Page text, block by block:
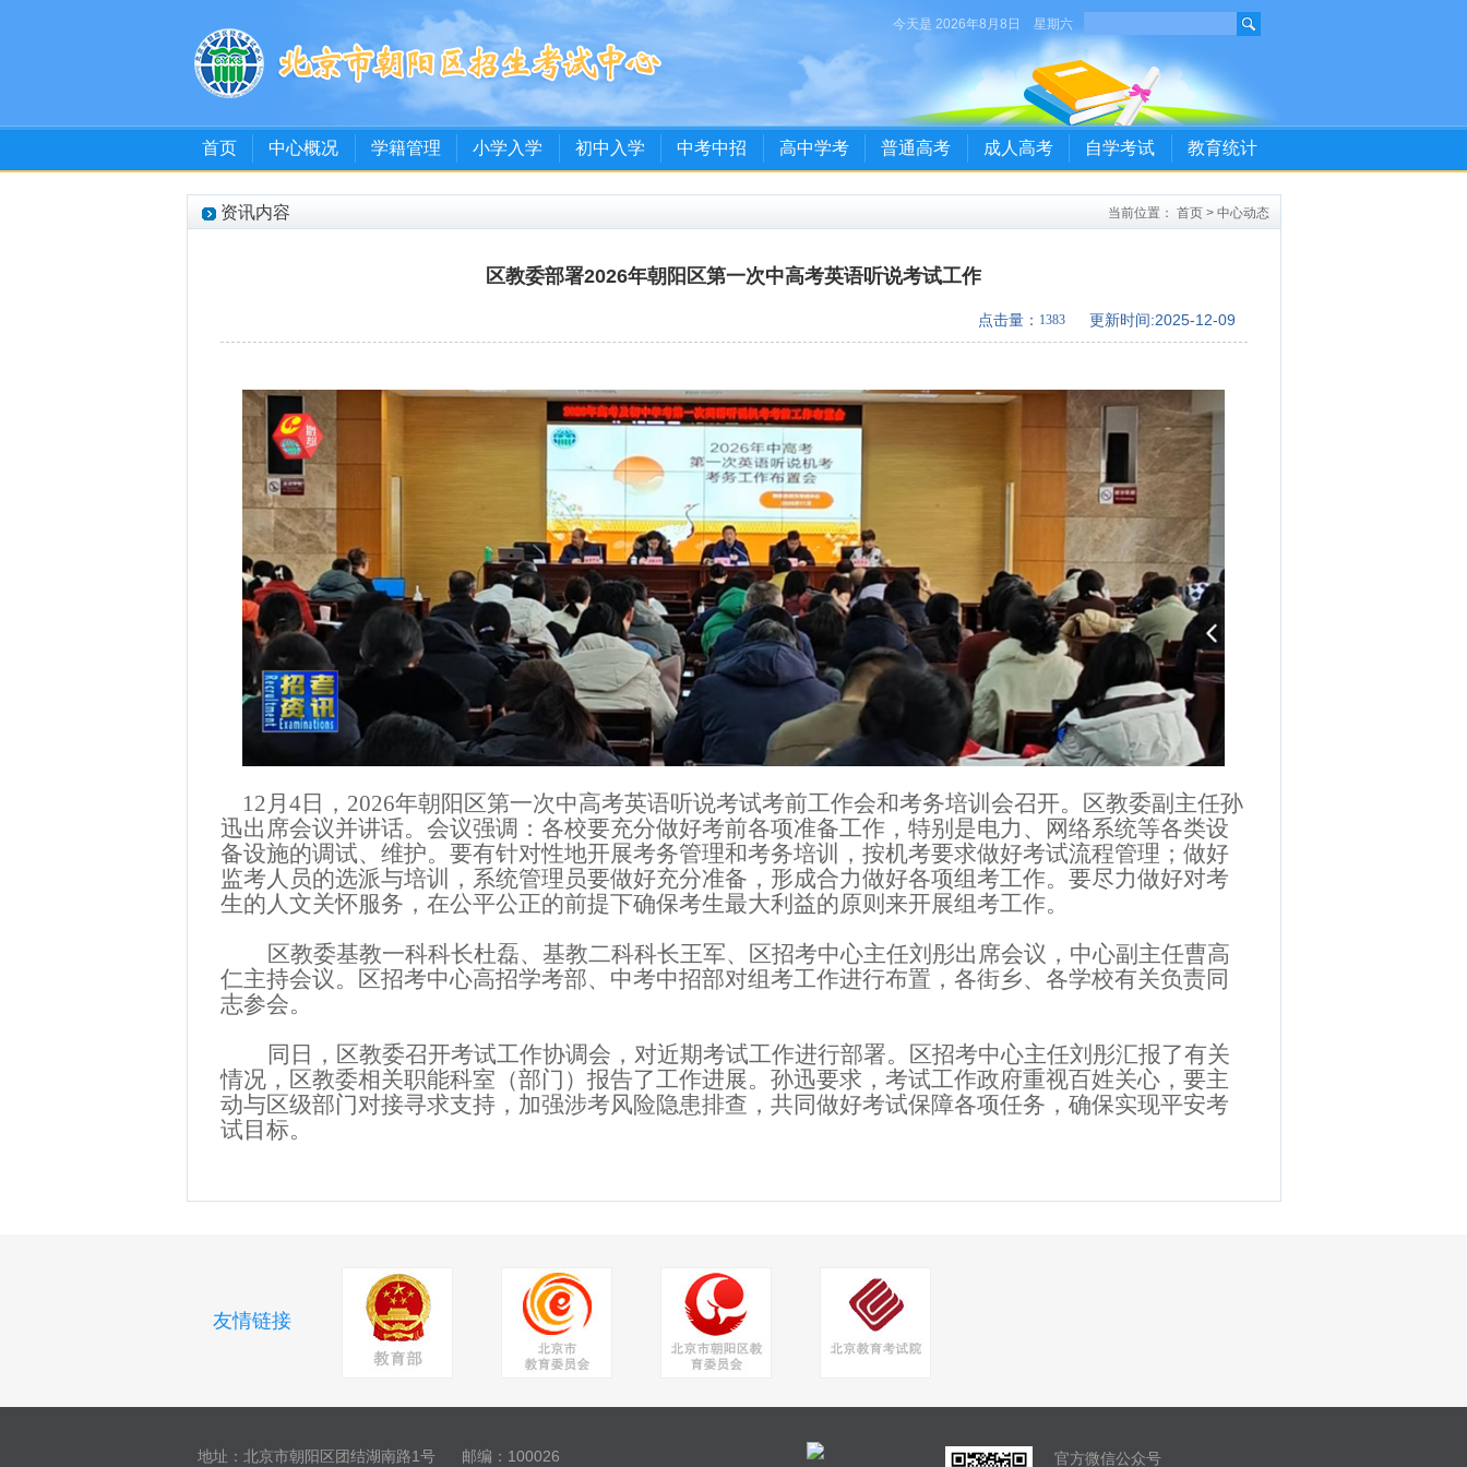
今天是 2026年8月8日 星期六
首页 中心概况 学籍管理 小学入学 初中入学 中考中招 高中学考 普通高考 成人高考 自学考试 教育统计
当前位置： 首页> 中心动态
资讯内容
区教委部署2026年朝阳区第一次中高考英语听说考试工作
点击量： 更新时间:2025-12-09
12 月 4日， 2026年朝阳区第一次中高考英语听说考试考前工作会和考务培训会召开。区教委副主任孙
迅出席会议并讲话。会议强调： 各校要充分做好考前各项准备工作，特别是电力、网络系统等各类设
备设施的调试、维护。要有针对性地开展考务管理和考务培训，按机考要求做好考试流程管理；做好
监考人员的选派与培训，系统管理员要做好充分准备，形成合力做好各项组考工作。要尽力做好对考
生的人文关怀服务，在公平公正的前提下确保考生最大利益的原则来开展组考工作。
区教委基教一科科长杜磊、基教二科科长王军、区招考中心主任刘彤出席会议，中心副主任曹高
仁主持会议。区招考中心高招学考部、中考中招部对组考工作进行布置，各街乡、各学校有关负责同
志参会。
同日，区教委召开考试工作协调会，对近期考试工作进行部署。区招考中心主任刘彤汇报了有关
情况，区教委相关职能科室（部门）报告了工作进展。孙迅要求，考试工作政府重视百姓关心，要主
动与区级部门对接寻求支持，加强涉考风险隐患排查，共同做好考试保障各项任务，确保实现平安考
试目标。
友情链接
地址：北京市朝阳区团结湖南路1号 邮编：100026 官方微信公众号